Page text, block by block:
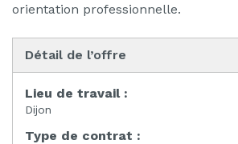
orientation professionnelle.
Détail de l’offre
Lieu de travail :
Dijon
Type de contrat :